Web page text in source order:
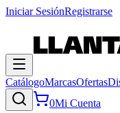
Iniciar SesiónRegistrarse
CatálogoMarcasOfertas
0Mi Cuenta